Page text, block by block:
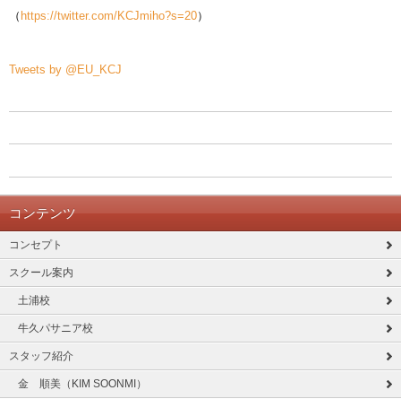
（ https://twitter.com/KCJmiho?s=20）
Tweets by @EU_KCJ
コンテンツ
コンセプト
スクール案内
土浦校
牛久パサニア校
スタッフ紹介
金 順美（KIM SOONMI）